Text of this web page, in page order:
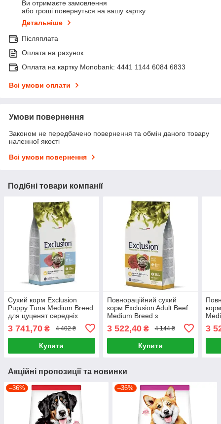
Ви отримаєте замовлення
або гроші повернуться на вашу картку
Детальніше
Післяплата
Оплата на рахунок
Оплата на картку Monobank: 4441 1144 6084 6833
Всі умови оплати
Умови повернення
Законом не передбачено повернення та обмін даного товару
належної якості
Всі умови повернення
Подібні товари компанії
Сухий корм Exclusion
Puppy Tuna Medium Breed
для цуценят середніх
3 741,70 ₴ 4 402 ₴
Купити
Повнораційний сухий
корм Exclusion Adult Beef
Medium Breed з
яловичиною для дорослих
собак середніх порід 12 кг
3 522,40₴ 4 144 ₴
Купити
3
Акційні пропозиції та новинки
–36% –36%